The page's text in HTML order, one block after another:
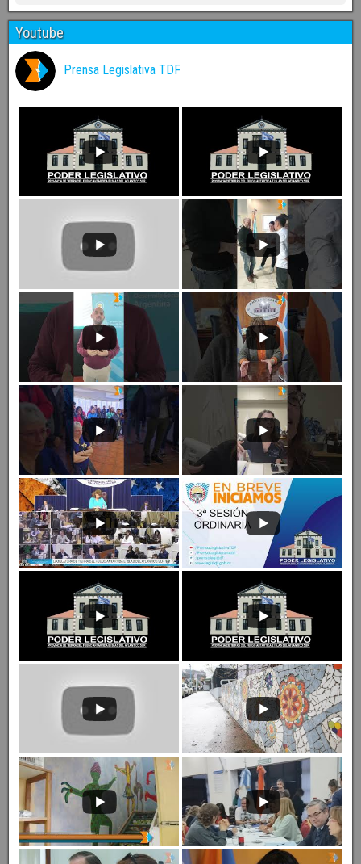
Youtube
Prensa Legislativa TDF